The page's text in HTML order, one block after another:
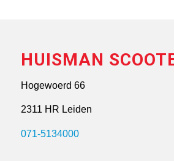
HUISMAN
Hogewoerd 66
2311 HR Leiden
071-5134000